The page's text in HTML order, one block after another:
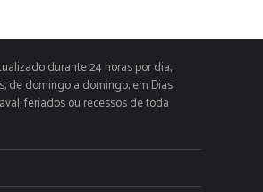
durante 24 horas por dia,
de domingo a domingo, em Dias
feriados ou recessos de toda